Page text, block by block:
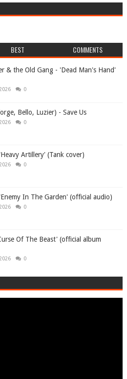
BEST COMMENTS
& the Old Gang - 'Dead Man's Hand'
0
Bello, Luzier) - Save Us
0
Artillery' (Tank cover)
0
In The Garden' (official audio)
0
Of The Beast' (official album
0